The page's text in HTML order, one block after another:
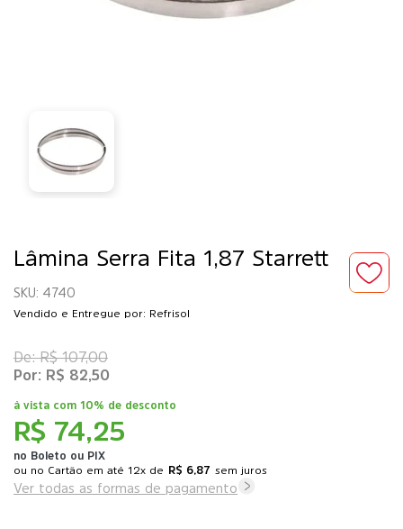
Lâmina Serra Fita 1,87 Starrett
4740
Vendido e Entregue por: Refrisol
R$ 74,25
no Boleto ou PIX
à vista com 10% de desconto
R$ 107,00
R$ 82,50
ou 12x de R$ 6,87 sem juros
Ver todas as formas de pagamento